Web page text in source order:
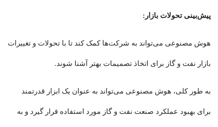
پیش‌بینی تحولات بازار:
هوش مصنوعی می‌تواند به شرکت‌ها کمک کند تا با تحولات و تغییرات
بازار نفت و گاز برای اتخاذ تصمیمات بهتر آشنا شوند.
به طور کلی، هوش مصنوعی می‌تواند به عنوان یک ابزار قدرتمند
برای بهبود عملکرد صنعت نفت و گاز مورد استفاده قرار گیرد و به